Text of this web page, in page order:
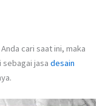
cari saat ini, maka
sebagai jasa desain